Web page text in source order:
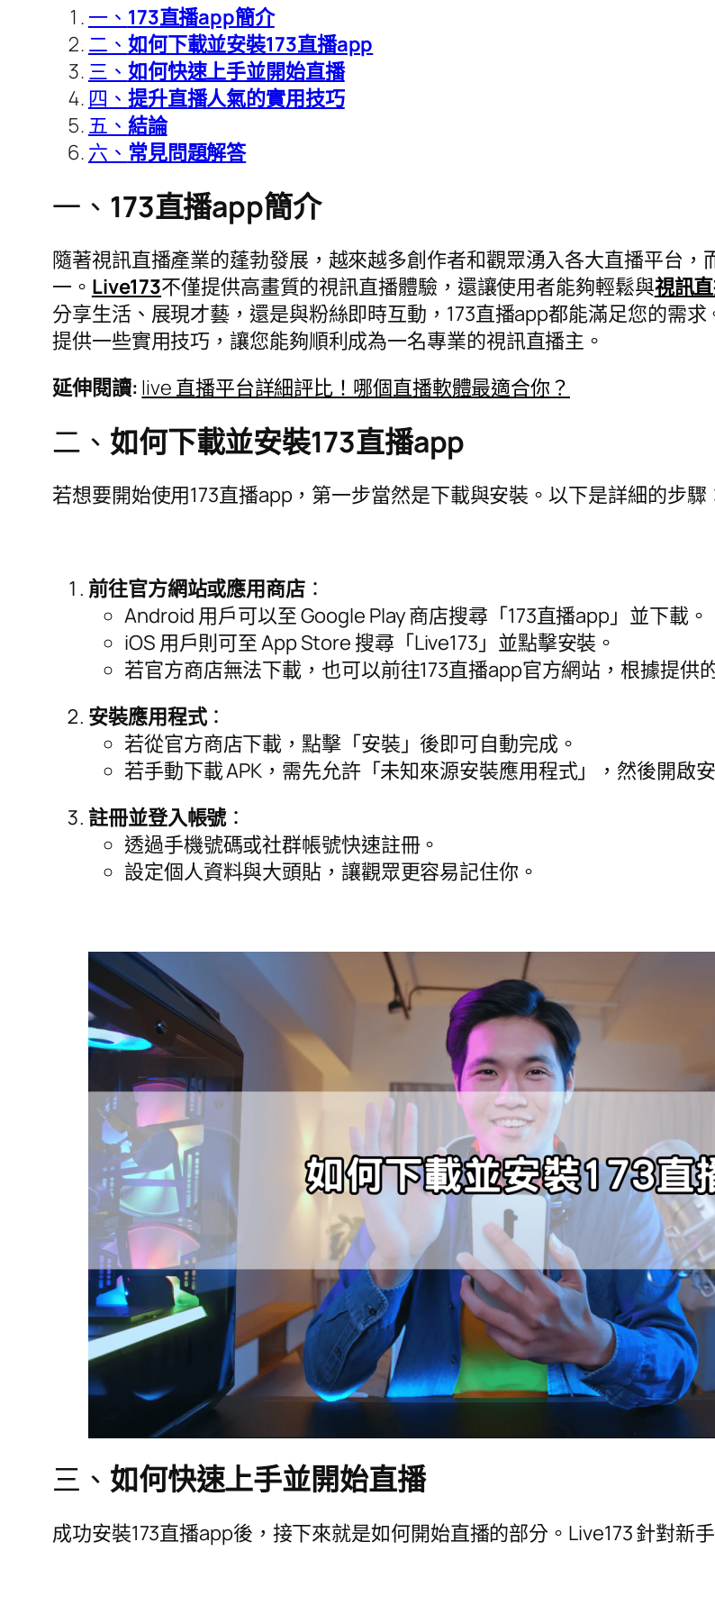
一、 173直播app簡介
二、 如何下載並安裝173直播app
三、 如何快速上手並開始直播
四、 提升直播人氣的實用技巧
五、 結論
六、 常見問題解答
一、 173直播app簡介
隨著視訊直播產業的蓬勃發展，越來越多創作者和觀眾湧入各大直播平台，
一。 Live173不僅提供高畫質的視訊直播體驗，還讓使用者能夠輕鬆與視訊
分享生活、展現才藝，還是與粉絲即時互動，173直播app都能滿足您的需
提供一些實用技巧，讓您能夠順利成為一名專業的視訊直播主。
延伸閱讀: live 直播平台詳細評比！哪個直播軟體最適合你？
二、 如何下載並安裝173直播app
若想要開始使用173直播app，第一步當然是下載與安裝。以下是詳細的步驟
前往官方網站或應用商店：
Android 用戶可以至 Google Play 商店搜尋「173直播app」並下載。
iOS 用戶則可至 App Store 搜尋「Live173」並點擊安裝。
若官方商店無法下載，也可以前往173直播app官方網站，根據提供
安裝應用程式：
若從官方商店下載，點擊「安裝」後即可自動完成。
若手動下載 APK，需先允許「未知來源安裝應用程式」，然後開啟
註冊並登入帳號：
透過手機號碼或社群帳號快速註冊。
設定個人資料與大頭貼，讓觀眾更容易記住你。
三、 如何快速上手並開始直播
成功安裝173直播app後，接下來就是如何開始直播的部分。Live173 針對新